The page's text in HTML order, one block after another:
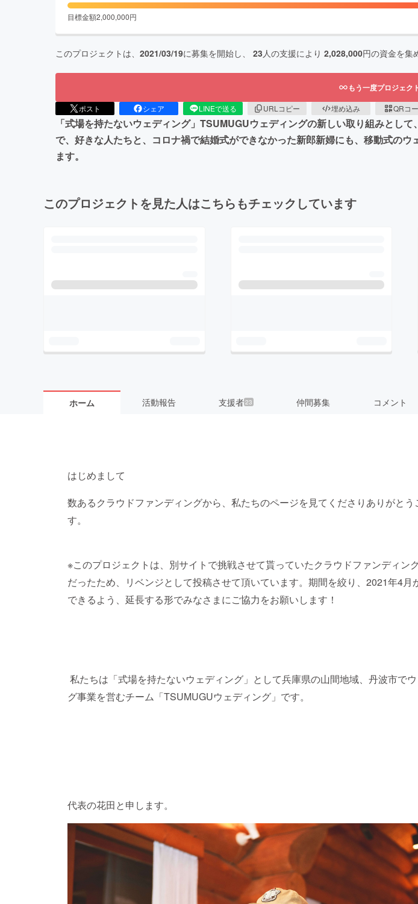
目標金額2,000,000円
このプロジェクトは、 2021/03/19に募集を開始し、 23人の支援により 2,028,000円の資金を集
もう一度プロジェク
ポスト シェア LINEで送る URLコピー 埋め込み QRコ
「式場を持たないウェディング」TSUMUGUウェディングの新しい取り組みとし
で、好きな人たちと、コロナ禍で結婚式ができなかった新郎新婦にも、移動式の
ます。
このプロジェクトを見た人はこちらもチェックしています
ホーム 活動報告 支援者23 仲間募集 コメント
はじめまして
数あるクラウドファンディングから、私たちのページを見てくださりありがとう
す。
※このプロジェクトは、別サイトで挑戦させて貰っていたクラウドファンディン
だったため、リベンジとして投稿させて頂いています。期間を絞り、2021年4月
できるよう、延長する形でみなさまにご協力をお願いします！
私たちは「式場を持たないウェディング」として兵庫県の山間地域、丹波市で
グ事業を営むチーム「TSUMUGUウェディング」です。
代表の花田と申します。